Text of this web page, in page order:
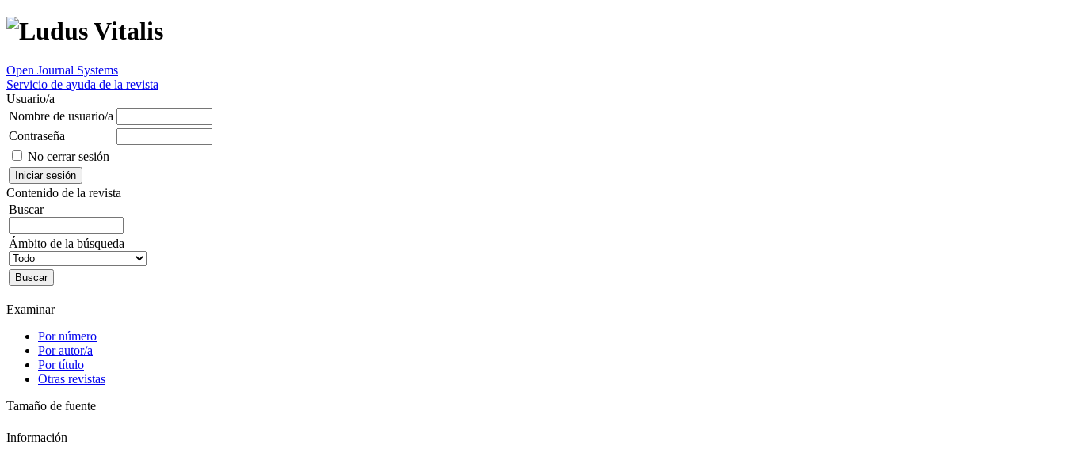
Open Journal Systems
Servicio de ayuda de la revista
Usuario/a
Nombre de usuario/a
Contraseña
No cerrar sesión
Contenido de la revista
Buscar
Ámbito de la búsqueda
Examinar
Por número
Por autor/a
Por título
Otras revistas
Tamaño de fuente
Información